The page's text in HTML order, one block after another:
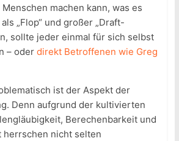
machen kann, was es
„Flop“ und großer „Draft-
sollte jeder einmal für sich selbst
– oder direkt Betroffenen wie Greg
ist der Aspekt der
Denn aufgrund der kultivierten
Berechenbarkeit und
herrschen nicht selten